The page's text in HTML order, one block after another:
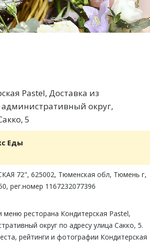
Pastel, Доставка из
округ,
5
Еды
72", 625002, Тюменская обл, Тюмень г,
рег.номер 1167232077396
ресторана Кондитерская Pastel,
округ по адресу улица Сакко, 5.
рейтинги и фотографии Кондитерская